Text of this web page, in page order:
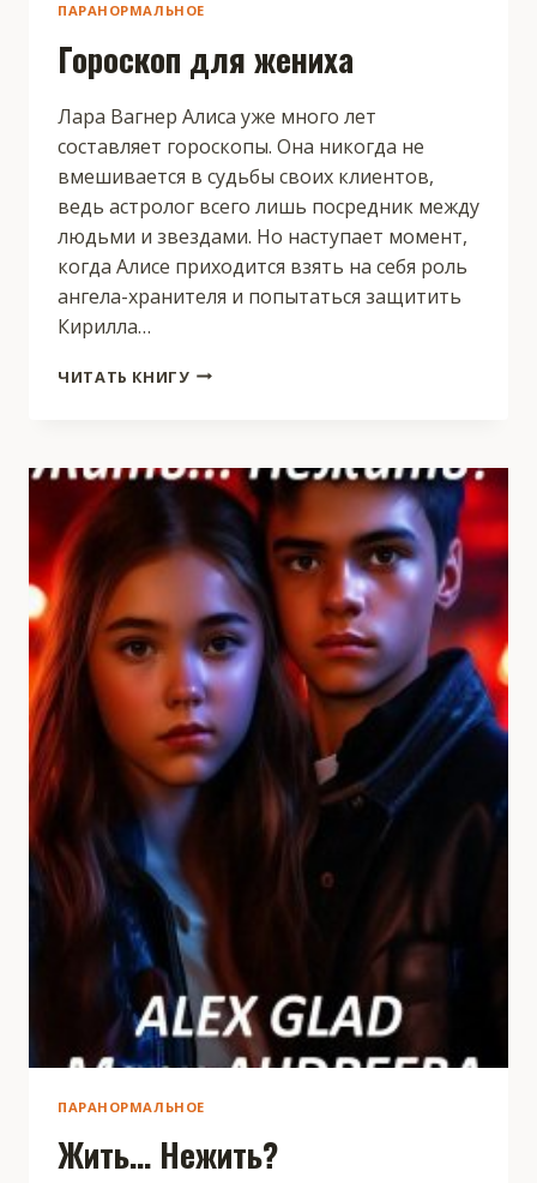
ПАРАНОРМАЛЬНОЕ
Гороскоп для жениха
Лара Вагнер Алиса уже много лет
составляет гороскопы. Она никогда не
вмешивается в судьбы своих клиентов,
ведь астролог всего лишь посредник между
людьми и звездами. Но наступает момент,
когда Алисе приходится взять на себя роль
ангела-хранителя и попытаться защитить
Кирилла…
ЧИТАТЬ КНИГУГОРОСКОП
ПАРАНОРМАЛЬНОЕ
Жить… Нежить?